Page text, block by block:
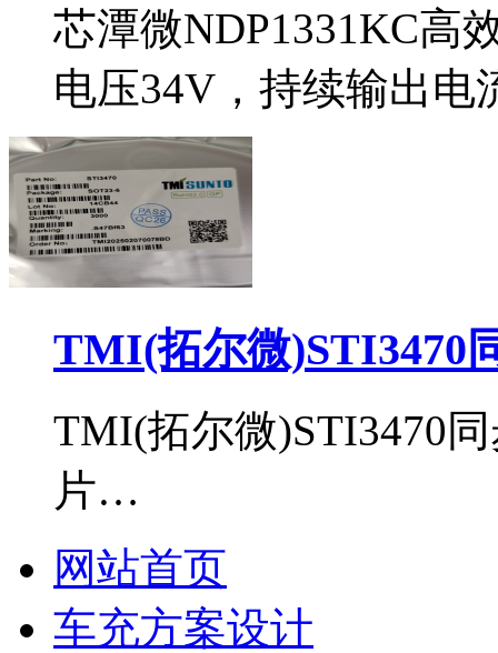
芯潭微NDP1331KC高
电压34V，持续输出
TMI(拓尔微)STI3470
TMI(拓尔微)STI3470
片…
网站首页
车充方案设计